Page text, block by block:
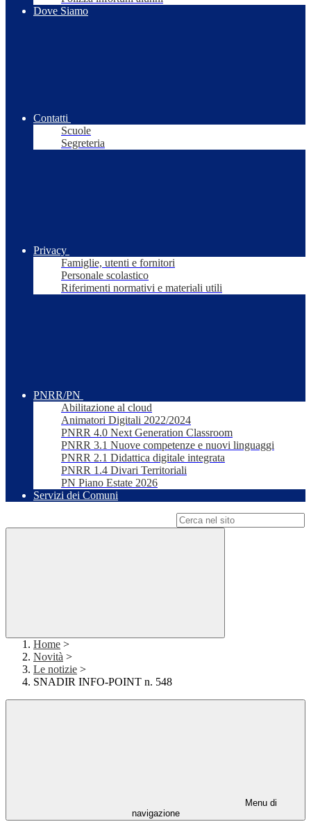
Dove Siamo
Contatti
Scuole
Segreteria
Privacy
Famiglie, utenti e fornitori
Personale scolastico
Riferimenti normativi e materiali utili
PNRR/PN
Abilitazione al cloud
Animatori Digitali 2022/2024
PNRR 4.0 Next Generation Classroom
PNRR 3.1 Nuove competenze e nuovi linguaggi
PNRR 2.1 Didattica digitale integrata
PNRR 1.4 Divari Territoriali
PN Piano Estate 2026
Servizi dei Comuni
Home >
Novità >
Le notizie >
SNADIR INFO-POINT n. 548
Menu di
navigazione